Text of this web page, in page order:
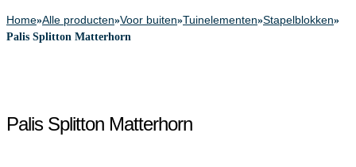
Home»Alle producten»Voor buiten»Tuinelementen»Stapelblokken»
Palis Splitton Matterhorn
Palis Splitton Matterhorn